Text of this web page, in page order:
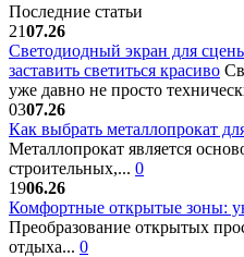
Последние статьи
2107.26
Светодиодный экран для
заставить светиться красиво
уже давно не просто
0307.26
Как выбрать металлопрокат
Металлопрокат является
строительных,... 0
1906.26
Комфортные открытые зоны:
Преобразование открытых
отдыха... 0